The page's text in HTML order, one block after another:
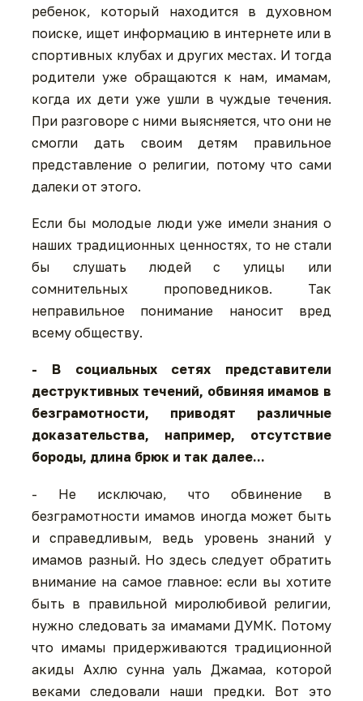
ребенок, который находится в духовном
поиске, ищет информацию в интернете или в
спортивных клубах и других местах. И тогда
родители уже обращаются к нам, имамам,
когда их дети уже ушли в чуждые течения.
При разговоре с ними выясняется, что они не
смогли дать своим детям правильное
представление о религии, потому что сами
далеки от этого.
Если бы молодые люди уже имели знания о
наших традиционных ценностях, то не стали
бы слушать людей с улицы или
сомнительных проповедников. Так
неправильное понимание наносит вред
всему обществу.
- В социальных сетях представители
деструктивных течений, обвиняя имамов в
безграмотности, приводят различные
доказательства, например, отсутствие
бороды, длина брюк и так далее...
- Не исключаю, что обвинение в
безграмотности имамов иногда может быть
и справедливым, ведь уровень знаний у
имамов разный. Но здесь следует обратить
внимание на самое главное: если вы хотите
быть в правильной миролюбивой религии,
нужно следовать за имамами ДУМК. Потому
что имамы придерживаются традиционной
акиды Ахлю сунна уаль Джамаа, которой
веками следовали наши предки. Вот это